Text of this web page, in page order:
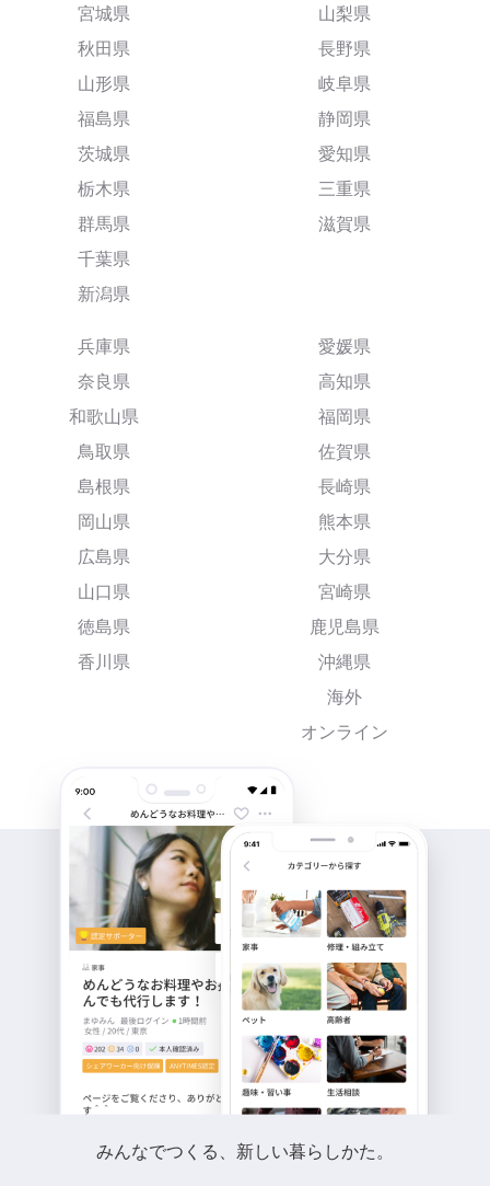
宮城県
秋田県
山形県
福島県
茨城県
栃木県
群馬県
千葉県
新潟県
山梨県
長野県
岐阜県
静岡県
愛知県
三重県
滋賀県
兵庫県
奈良県
和歌山県
鳥取県
島根県
岡山県
広島県
山口県
徳島県
香川県
愛媛県
高知県
福岡県
佐賀県
長崎県
熊本県
大分県
宮崎県
鹿児島県
沖縄県
海外
オンライン
みんなでつくる、新しい暮らしかた。